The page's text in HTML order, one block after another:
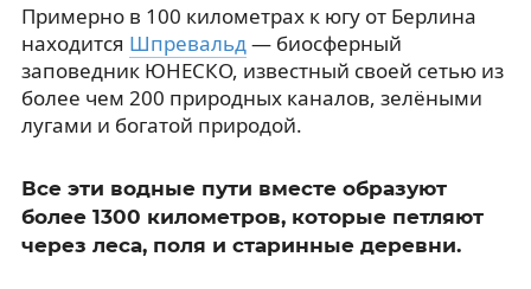
Примерно в 100 километрах к югу от Берлина
находится Шпревальд— биосферный
заповедник ЮНЕСКО, известный своей сетью из
более чем 200 природных каналов, зелёными
лугами и богатой природой.
Все эти водные пути вместе образуют
более 1300 километров, которые петляют
через леса, поля и старинные деревни.